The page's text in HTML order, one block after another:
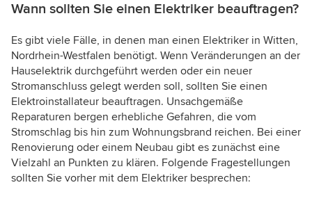
Wann sollten Sie einen Elektriker beauftragen?
Es gibt viele Fälle, in denen man einen Elektriker in Witten,
Nordrhein-Westfalen benötigt. Wenn Veränderungen an der
Hauselektrik durchgeführt werden oder ein neuer
Stromanschluss gelegt werden soll, sollten Sie einen
Elektroinstallateur beauftragen. Unsachgemäße
Reparaturen bergen erhebliche Gefahren, die vom
Stromschlag bis hin zum Wohnungsbrand reichen. Bei einer
Renovierung oder einem Neubau gibt es zunächst eine
Vielzahl an Punkten zu klären. Folgende Fragestellungen
sollten Sie vorher mit dem Elektriker besprechen: